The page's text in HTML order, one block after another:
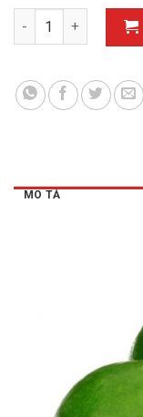
Chanh số lượng
MÔ TẢ